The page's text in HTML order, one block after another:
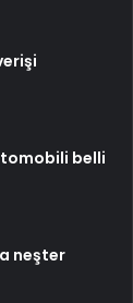
belli
neşter